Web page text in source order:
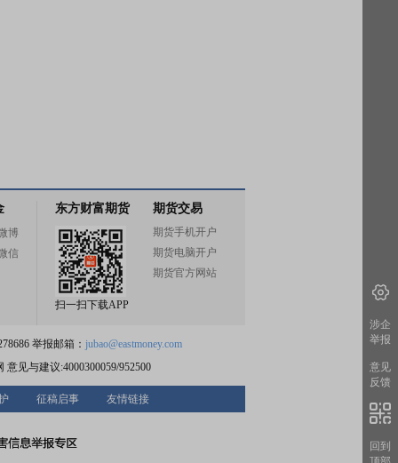
博
信
东方财富期货
扫一扫下载APP
期货交易
期货手机开户
期货电脑开户
期货官方网站
举报邮箱： jubao@eastmoney.com
意见与建议:4000300059/952500
征稿启事 友情链接
涉企
举报
意见
反馈
回到